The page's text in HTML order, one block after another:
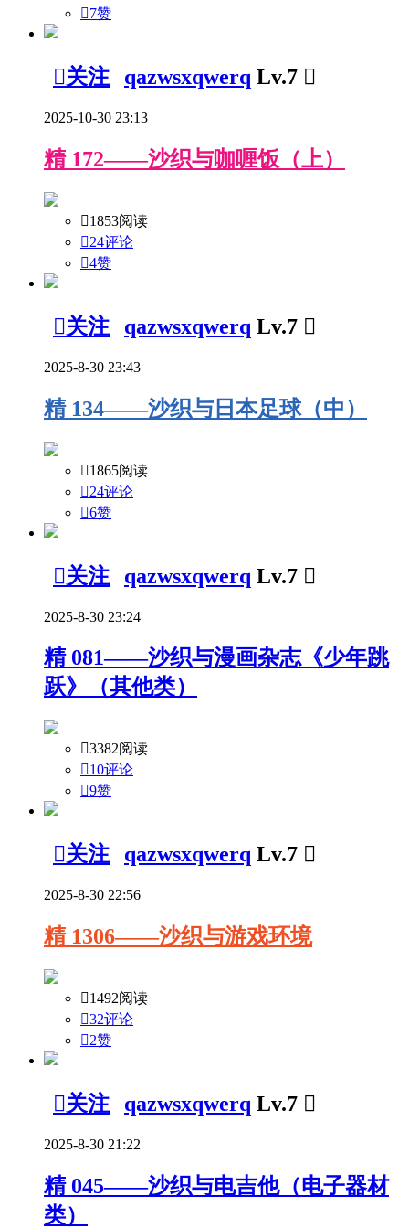
7赞
关注 qazwsxqwerq Lv.7 
2025-10-30 23:13
精172——沙织与咖喱饭（上）
1853阅读
24评论
4赞
关注 qazwsxqwerq Lv.7 
2025-8-30 23:43
精134——沙织与日本足球（中）
1865阅读
24评论
6赞
关注 qazwsxqwerq Lv.7 
2025-8-30 23:24
精081——沙织与漫画杂志《少年跳
跃》（其他类）
3382阅读
10评论
9赞
关注 qazwsxqwerq Lv.7 
2025-8-30 22:56
精1306——沙织与游戏环境
1492阅读
32评论
2赞
关注 qazwsxqwerq Lv.7 
2025-8-30 21:22
精045——沙织与电吉他（电子器材
类）